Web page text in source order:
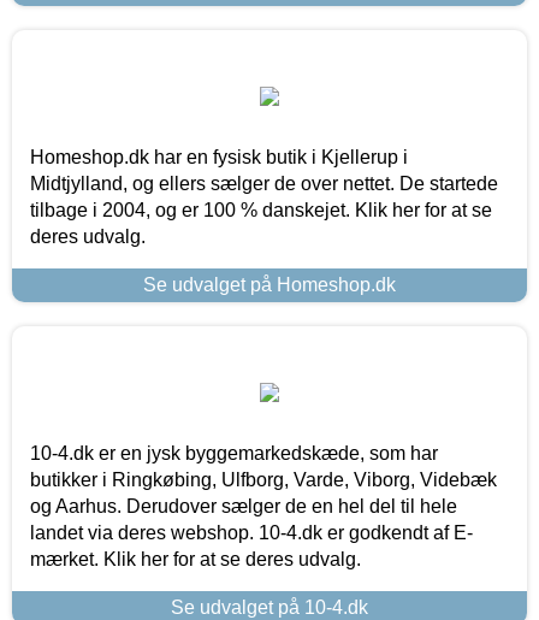
Homeshop.dk har en fysisk butik i Kjellerup i
Midtjylland, og ellers sælger de over nettet. De startede
tilbage i 2004, og er 100 % danskejet. Klik her for at se
deres udvalg.
Se udvalget på Homeshop.dk
10-4.dk er en jysk byggemarkedskæde, som har
butikker i Ringkøbing, Ulfborg, Varde, Viborg, Videbæk
og Aarhus. Derudover sælger de en hel del til hele
landet via deres webshop. 10-4.dk er godkendt af E-
mærket. Klik her for at se deres udvalg.
Se udvalget på 10-4.dk